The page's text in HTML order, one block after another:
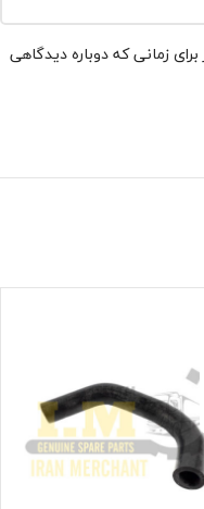
زمانی که دوباره دیدگاهی